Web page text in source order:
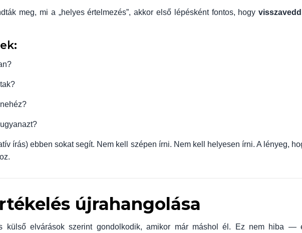
meg, mi a „helyes értelmezés”, akkor első lépésként fontos, hogy
írás) ebben sokat segít. Nem kell szépen írni. Nem kell helyesen írni. A lényeg,
újrahangolása
külső elvárások szerint gondolkodik, amikor már máshol él. Ez nem hiba —